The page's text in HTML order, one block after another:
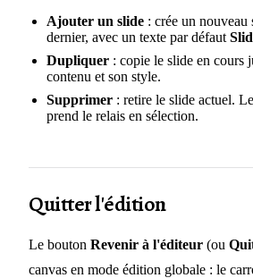
Ajouter un slide : crée un nouveau
dernier, avec un texte par défaut
Dupliquer : copie le slide en cours
contenu et son style.
Supprimer : retire le slide actuel.
prend le relais en sélection.
Quitter l'édition
Le bouton Revenir à l'éditeur (ou
canvas en mode édition globale : le